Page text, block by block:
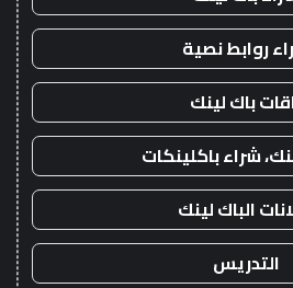
روابط نصية
باك لينك
شراء باكلينكات
الباك لينك
التدريس